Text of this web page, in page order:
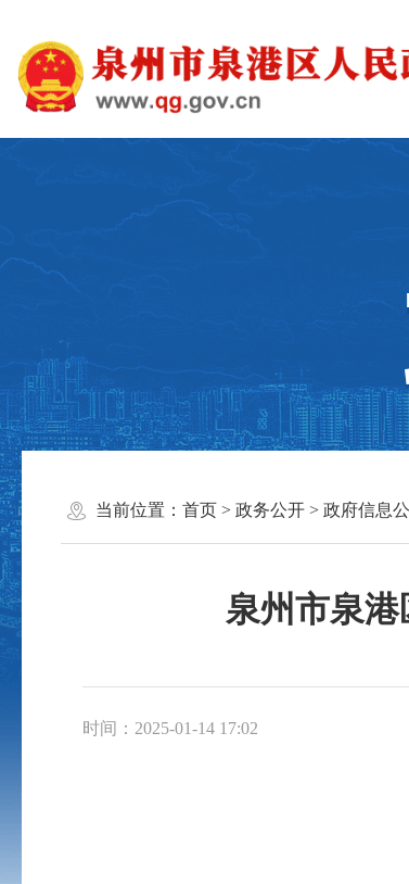
当前位置： 首页 > 政务公开 > 政府信息
泉州市泉港
时间：2025-01-14 17:02